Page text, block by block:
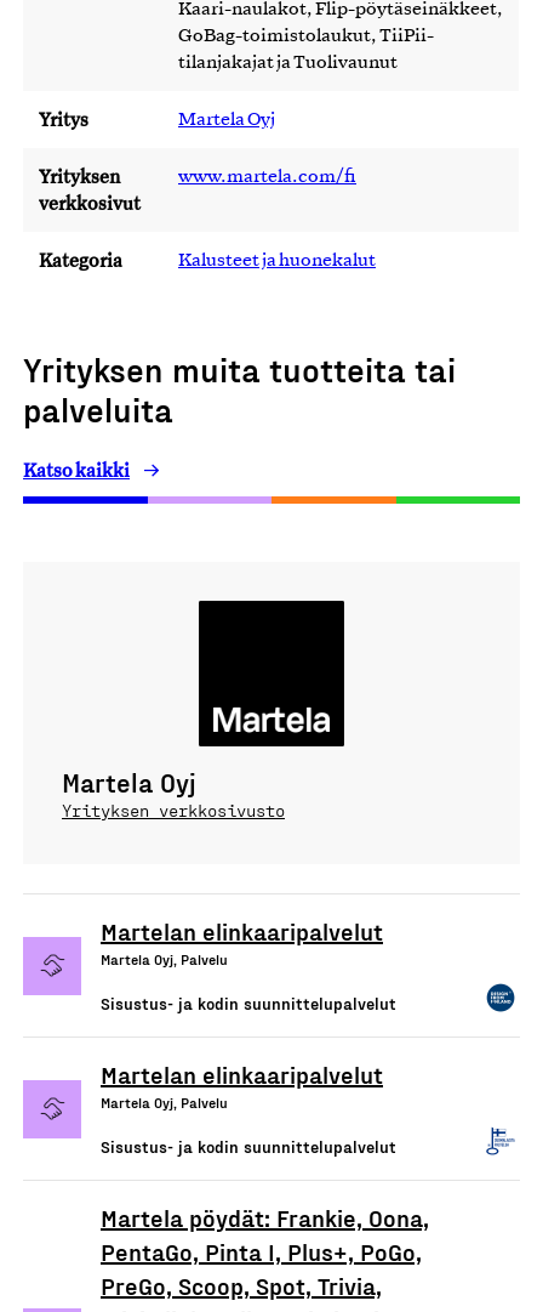
Kaari-naulakot, Flip-pöytäseinäkkeet,
GoBag-toimistolaukut, TiiPii-
tilanjakajat ja Tuolivaunut
Yritys Martela Oyj
Yrityksen
verkkosivut
www.martela.com/fi
Kategoria Kalusteet ja huonekalut
Yrityksen muita tuotteita tai
palveluita
Katso kaikki
Martela Oyj
Yrityksen verkkosivusto
Martelan elinkaaripalvelut
Martela Oyj, Palvelu
Sisustus- ja kodin suunnittelupalvelut
Martelan elinkaaripalvelut
Martela Oyj, Palvelu
Sisustus- ja kodin suunnittelupalvelut
Martela pöydät: Frankie, Oona,
PentaGo, Pinta I, Plus+, PoGo,
PreGo, Scoop, Spot, Trivia,